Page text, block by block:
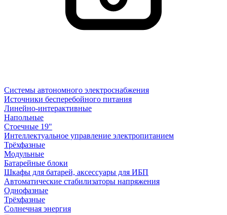
Системы автономного электроснабжения
Источники бесперебойного питания
Линейно-интерактивные
Напольные
Стоечные 19"
Интеллектуальное управление электропитанием
Трёхфазные
Модульные
Батарейные блоки
Шкафы для батарей, аксессуары для ИБП
Автоматические стабилизаторы напряжения
Однофазные
Трёхфазные
Солнечная энергия